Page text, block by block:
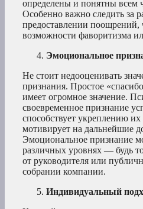
определены и понятны всем
Особенно важно следить за
предоставлении
возможности фаворитизма
Эмоциональное
Не стоит недооценивать
признания. Простое
имеет огромное значение.
своевременное признание
способствует укреплению их
мотивирует на дальнейшие
Эмоциональное признание
различных уровнях — будь
от руководителя или
собрании компании.
Индивидуальный